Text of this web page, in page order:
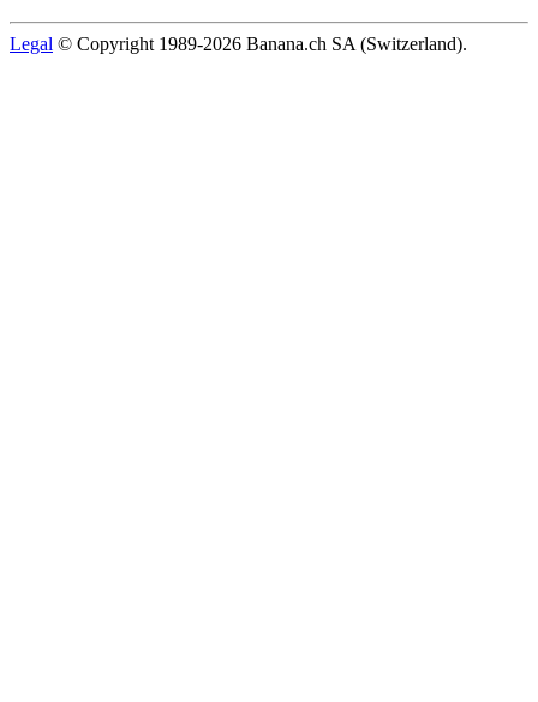
Legal © Copyright 1989-2026 Banana.ch SA (Switzerland).